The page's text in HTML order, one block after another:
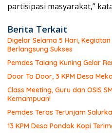
partisipasi masyarakat,”
Berita Terkait
Digelar Selama 5 Hari, Kegiatan
Berlangsung Sukses
Pemdes Talang Kuning Gelar
Door To Door, 3 KPM Desa
Class Meeting, Guru dan OSIS
Kemampuan!
Pemdes Teras Terunjam
13 KPM Desa Pondok Kopi